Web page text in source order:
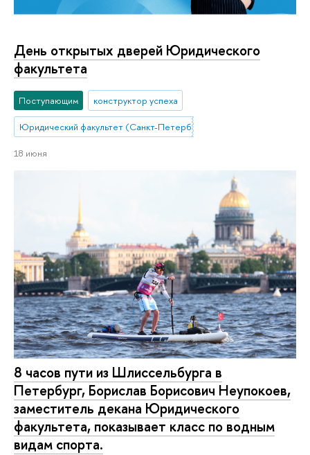
День открытых дверей Юридического
факультета
Поступающим конструктор успеха
Юридический факультет (Санкт-Петербург)
18 июня
8 часов пути из Шлиссельбурга в
Петербург, Борислав Борисович Неупокоев,
заместитель декана Юридического
факультета, показывает класс по водным
видам спорта.